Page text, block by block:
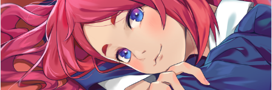
Автор:Chillzia